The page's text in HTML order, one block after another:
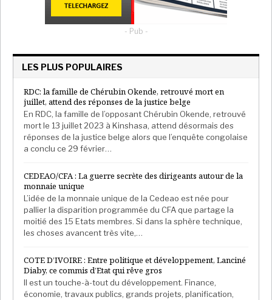
- Pub -
LES PLUS POPULAIRES
RDC: la famille de Chérubin Okende, retrouvé mort en
juillet, attend des réponses de la justice belge
En RDC, la famille de l’opposant Chérubin Okende, retrouvé
mort le 13 juillet 2023 à Kinshasa, attend désormais des
réponses de la justice belge alors que l’enquête congolaise
a conclu ce 29 février…
CEDEAO/CFA : La guerre secrète des dirigeants autour de la
monnaie unique
L’idée de la monnaie unique de la Cedeao est née pour
pallier la disparition programmée du CFA que partage la
moitié des 15 Etats membres. Si dans la sphère technique,
les choses avancent très vite,…
COTE D’IVOIRE : Entre politique et développement, Lanciné
Diaby, ce commis d’Etat qui rêve gros
Il est un touche-à-tout du développement. Finance,
économie, travaux publics, grands projets, planification,